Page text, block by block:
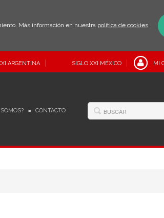
Más información en nuestra política de cookies.
ARGENTINA SIGLO XXI MÉXICO MI
CONTACTO